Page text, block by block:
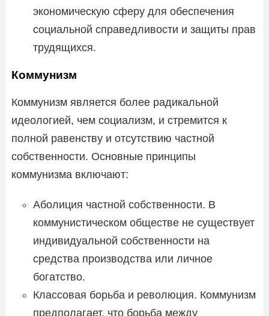
экономическую сферу для обеспечения
социальной справедливости и защиты прав
трудящихся.
Коммунизм
Коммунизм является более радикальной
идеологией, чем социализм, и стремится к
полной равенству и отсутствию частной
собственности. Основные принципы
коммунизма включают:
Аболиция частной собственности. В
коммунистическом обществе не существует
индивидуальной собственности на
средства производства или личное
богатство.
Классовая борьба и революция. Коммунизм
предполагает, что борьба между